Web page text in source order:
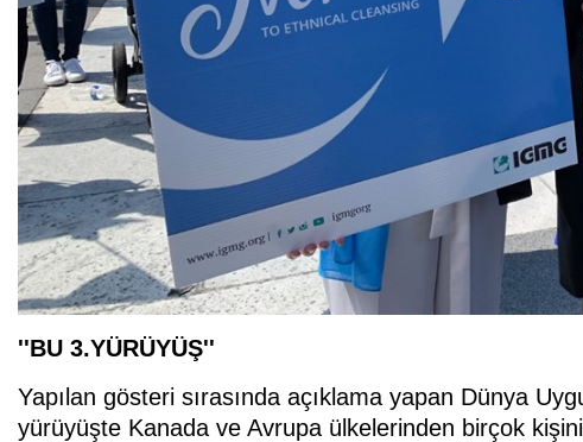
''BU 3.YÜRÜYÜŞ''
Yapılan gösteri sırasında açıklama yapan Dünya
yürüyüşte Kanada ve Avrupa ülkelerinden birçok